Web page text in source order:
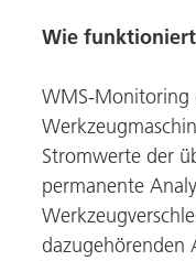
Wie
WMS-Monitoring
Stromwerte der
permanente
dazugehörenden